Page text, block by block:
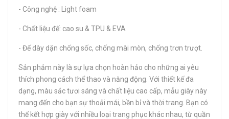
- Công nghệ : Light foam
- Chất liệu đế: cao su & TPU & EVA
- Đế dày dặn chống sốc, chống mài mòn, chống trơn trượt.
Sản phảm này là sự lựa chọn hoàn hảo cho những ai yêu
thích phong cách thể thao và năng động. Với thiết kế đa
dạng, màu sắc tươi sáng và chất liệu cao cấp, mẫu giày này
mang đến cho bạn sự thoải mái, bền bỉ và thời trang. Bạn có
thể kết hợp giày với nhiều loại trang phục khác nhau, từ quần